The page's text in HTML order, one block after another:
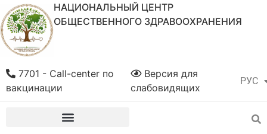
НАЦИОНАЛЬНЫЙ ЦЕНТР
ОБЩЕСТВЕННОГО ЗДРАВООХРАНЕНИЯ
РУС
ҚАЗ
Версия для
слабовидящих
7701 - Call-center по
вакцинации